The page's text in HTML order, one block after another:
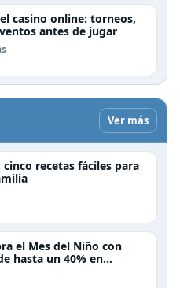
casino online: torneos,
antes de jugar
Ver más
cinco recetas fáciles para
el Mes del Niño con
hasta un 40% en
shows y streaming